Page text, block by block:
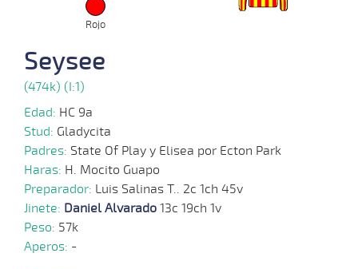
Rojo
Seysee
(474k) (I:1)
Edad: HC 9a
Stud: Gladycita
Padres: State Of Play y Elisea por Ecton Park
Haras: H. Mocito Guapo
Preparador: Luis Salinas T.. 2c 1ch 45v
Jinete: Daniel Alvarado 13c 19ch 1v
Peso: 57k
Aperos: -